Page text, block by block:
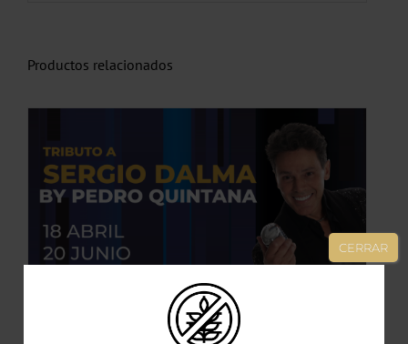
Productos relacionados
CERRAR